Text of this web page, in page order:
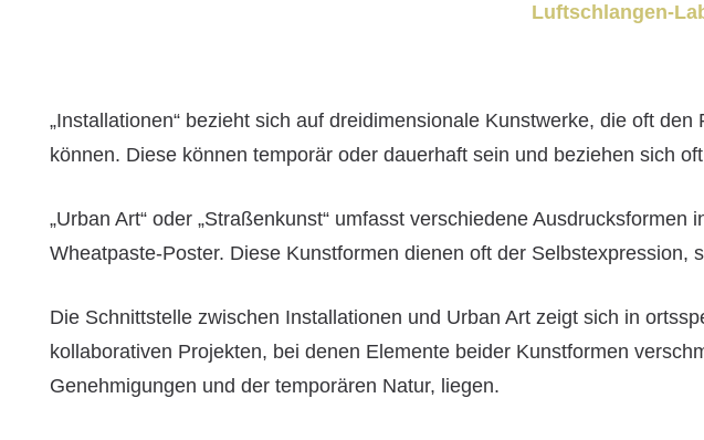
Luftschlangen-
„Installationen“ bezieht sich auf dreidimensionale Kunstwerke, die oft
können. Diese können temporär oder dauerhaft sein und beziehen sich
„Urban Art“ oder „Straßenkunst“ umfasst verschiedene
Wheatpaste-Poster. Diese Kunstformen dienen oft der
Die Schnittstelle zwischen Installationen und Urban Art zeigt sich in
kollaborativen Projekten, bei denen Elemente beider Kunstformen
Genehmigungen und der temporären Natur, liegen.